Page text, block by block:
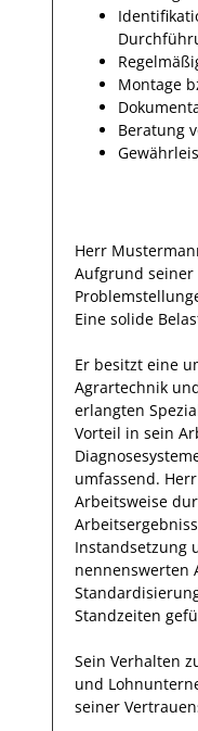
Montage
Beratung
Herr
Aufgrund seiner
Eine solide
Er besitzt eine
Agrartechnik
erlangten
Vorteil in sein
umfassend. Herr
Arbeitsweise
Instandsetzung
nennenswerten
Standzeiten
Sein Verhalten
und
seiner